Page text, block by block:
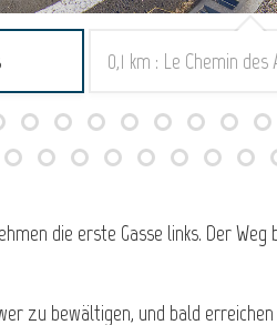
0,1 km : Le Chemin des
die erste Gasse links. Der Weg
zu bewältigen, und bald